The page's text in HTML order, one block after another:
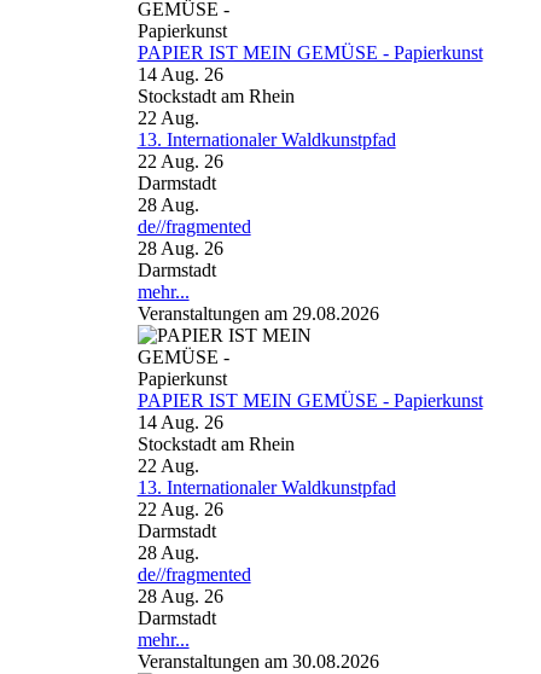
PAPIER IST MEIN GEMÜSE - Papierkunst
14 Aug. 26
Stockstadt am Rhein
22 Aug.
13. Internationaler Waldkunstpfad
22 Aug. 26
Darmstadt
28 Aug.
de//fragmented
28 Aug. 26
Darmstadt
mehr...
Veranstaltungen am 29.08.2026
PAPIER IST MEIN GEMÜSE - Papierkunst
14 Aug. 26
Stockstadt am Rhein
22 Aug.
13. Internationaler Waldkunstpfad
22 Aug. 26
Darmstadt
28 Aug.
de//fragmented
28 Aug. 26
Darmstadt
mehr...
Veranstaltungen am 30.08.2026